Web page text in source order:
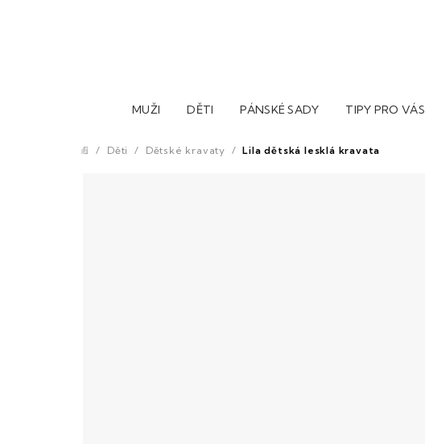
MUŽI DĚTI PÁNSKÉ SADY TIPY PRO VÁS
Domů
/ Děti / Dětské kravaty / Lila dětská lesklá kravata